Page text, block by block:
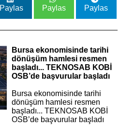
Paylas Paylas Paylas
Bursa ekonomisinde tarihi
dönüşüm hamlesi resmen
başladı... TEKNOSAB KOBİ
OSB’de başvurular başladı
Bursa ekonomisinde tarihi
dönüşüm hamlesi resmen
başladı... TEKNOSAB KOBİ
OSB’de başvurular başladı